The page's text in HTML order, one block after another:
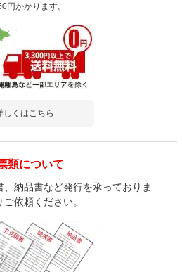
かかります。
しくはこちら
類について
納品書など発行を承っておりま
依頼ください。